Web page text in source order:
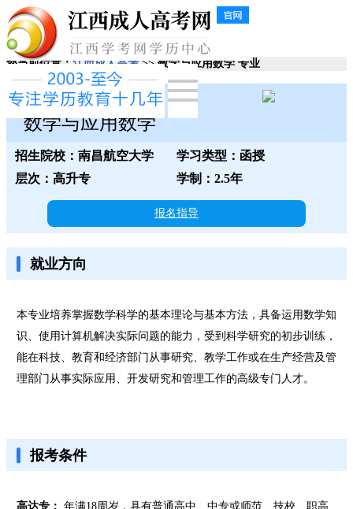
您当前位置： 江西成人高考 >> 数学与应用数学 专业
南昌航空大学
数学与应用数学
招生院校：南昌航空大学
学习类型：函授
层次：高升专
学制：2.5年
报名指导
就业方向
本专业培养掌握数学科学的基本理论与基本方法，具备运用数学知
识、使用计算机解决实际问题的能力，受到科学研究的初步训练，
能在科技、教育和经济部门从事研究、教学工作或在生产经营及管
理部门从事实际应用、开发研究和管理工作的高级专门人才。
报考条件
高达专： 年满18周岁，具有普通高中、中专或师范、技校、职高